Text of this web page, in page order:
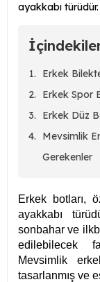
ayakkabı türüdür.
Erkek
Erkek Spor
Erkek Düz
Mevsimlik
Gerekenler
Erkek botları,
ayakkabı
sonbahar ve
edilebilecek
Mevsimlik
tasarlanmış ve